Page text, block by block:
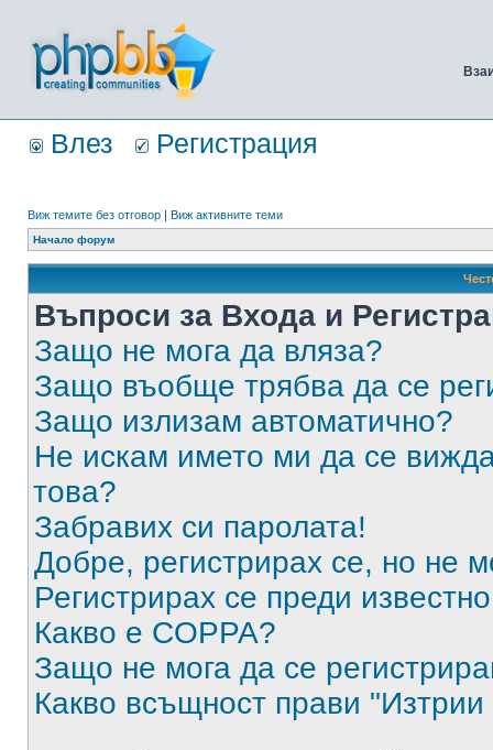
Влез Регистрация
Виж темите без отговор | Виж активните теми
Начало форум
Въпроси за Входа и
Защо не мога да вляза?
Защо въобще трябва да се
Защо излизам автоматично?
Не искам името ми да се
това?
Забравих си паролата!
Добре, регистрирах се, но не
Регистрирах се преди
Какво е COPPA?
Защо не мога да се
Какво всъщност прави "Изтрии